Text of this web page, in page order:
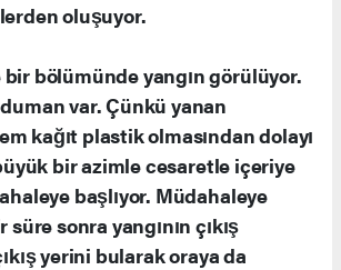
oluşuyor.
bölümünde yangın görülüyor.
var. Çünkü yanan
kağıt plastik olmasından dolayı
bir azimle cesaretle içeriye
başlıyor. Müdahaleye
sonra yangının çıkış
yerini bularak oraya da